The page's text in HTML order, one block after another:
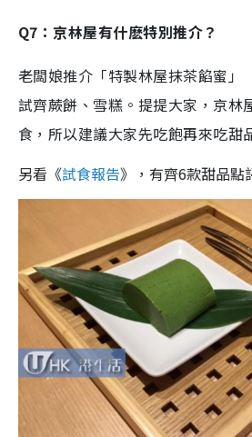
Q7：京林屋有什麽特別推介？
老闆娘推介「特製林屋抹茶餡蜜」
試齊蕨餅、雪糕。提提大家，京林
食，所以建議大家先吃飽再來吃甜
另看《試食報告》，有齊6款甜品點